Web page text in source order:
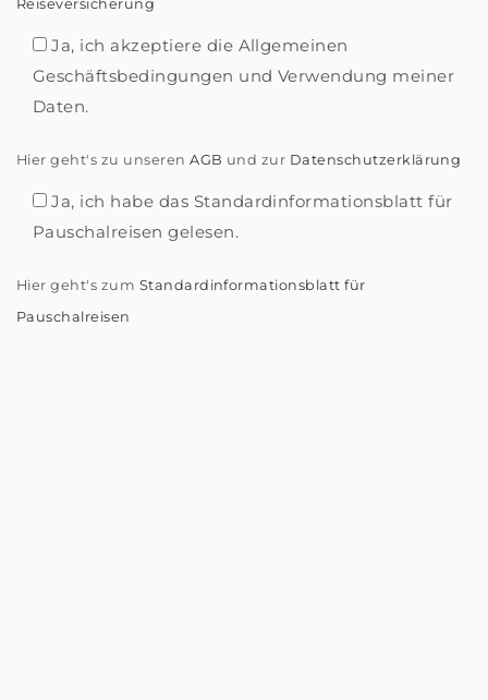
Reiseversicherung
Ja, ich akzeptiere die Allgemeinen
Geschäftsbedingungen und Verwendung meiner
Daten.
Hier geht's zu unserenAGB und zur Datenschutzerklärung
Ja, ich habe das Standardinformationsblatt für
Pauschalreisen gelesen.
Hier geht's zum Standardinformationsblatt für
Pauschalreisen